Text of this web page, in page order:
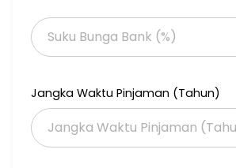
- Dekat RSPI Bintaro
- Dekat RS Premier Bintaro
- Dekat Gerbang Tol Pondok Aren Dan Parigi
Agus Kris
Jangka Waktu Pinjaman (Tahun)